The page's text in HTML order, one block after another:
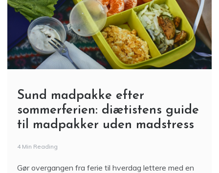
Sund madpakke efter
sommerferien: diætistens guide
til madpakker uden madstress
4 Min Reading
Gør overgangen fra ferie til hverdag lettere med en